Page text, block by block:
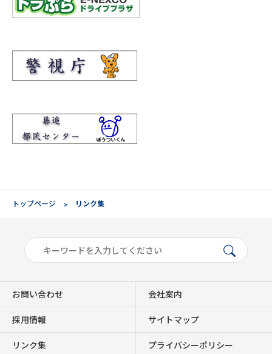
トップページ リンク集
お問い合わせ 会社案内
採用情報 サイトマップ
リンク集 プライバシーポリシー